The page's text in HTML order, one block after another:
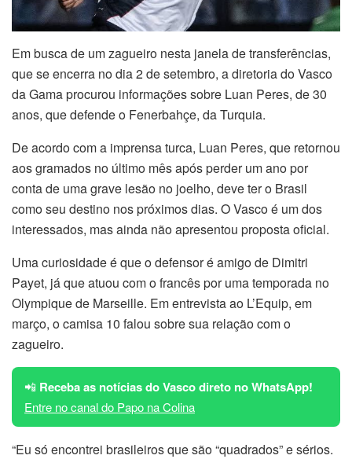
Em busca de um zagueiro nesta janela de transferências,
que se encerra no dia 2 de setembro, a diretoria do Vasco
da Gama procurou informações sobre Luan Peres, de 30
anos, que defende o Fenerbahçe, da Turquia.
De acordo com a imprensa turca, Luan Peres, que retornou
aos gramados no último mês após perder um ano por
conta de uma grave lesão no joelho, deve ter o Brasil
como seu destino nos próximos dias. O Vasco é um dos
interessados, mas ainda não apresentou proposta oficial.
Uma curiosidade é que o defensor é amigo de Dimitri
Payet, já que atuou com o francês por uma temporada no
Olympique de Marseille. Em entrevista ao L’Equip, em
março, o camisa 10 falou sobre sua relação com o
zagueiro.
📲 Receba as notícias do Vasco direto no WhatsApp!
Entre no canal do Papo na Colina
“Eu só encontrei brasileiros que são “quadrados” e sérios.